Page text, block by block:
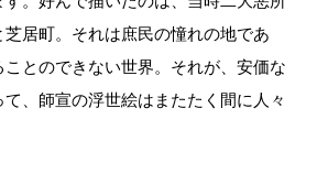
居町。それは庶民の憧れの地であ
ことのできない世界。それが、安価な
、師宣の浮世絵はまたたく間に人々